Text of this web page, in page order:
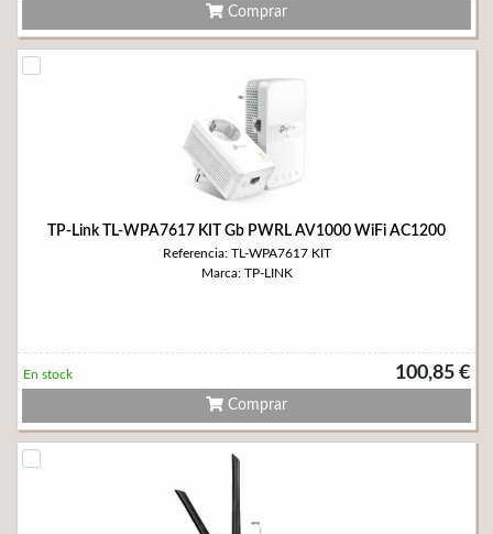
Comprar
TP-Link TL-WPA7617 KIT Gb PWRL AV1000 WiFi AC1200
Referencia: TL-WPA7617 KIT
Marca: TP-LINK
100,85 €
En stock
Comprar